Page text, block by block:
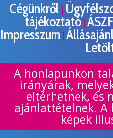
Cégünkről |
tájékoztató | ÁSZF
Impresszum|
A honlapunkon
irányárak,
eltérhetnek, és
ajánlattételnek. A
képek